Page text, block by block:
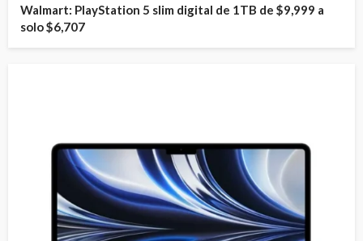
Walmart: PlayStation 5 slim digital de 1TB de $9,999 a
solo $6,707